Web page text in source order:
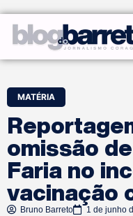
MATÉRIA
omissão
Faria no
vacinação
Bruno Barreto 1 de junho